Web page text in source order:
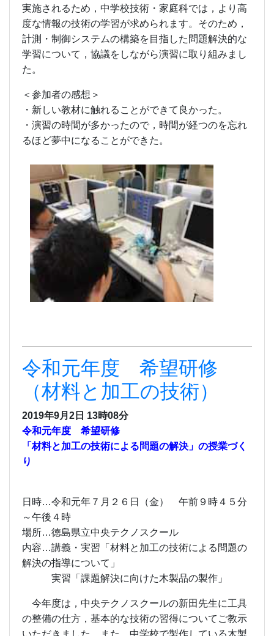
実施されるため，中学校技術・家庭科では，より高
度な情報の技術の学習が求められます。そのため，
計測・制御システムの構築を目指した問題解決的な
学習について，協議をしながら演習に取り組みまし
た。
＜参加者の感想＞
・新しい教材に触れることができて良かった。
・演習の時間が多かったので，時間が経つのを忘れ
るほど夢中になることができた。
令和元年度 希望研修
（材料と加工の技術）
2019年9月2日 13時08分
令和元年度 希望研修
「材料と加工の技術による問題の解決」の授業づく
り
日時…令和元年７月２６日（金） 午前９時４５分
～午後４時
場所…徳島県立中央テクノスクール
内容…講義・実習「材料と加工の技術による問題の
解決の指導について」
実習「課題解決に向けた木製品の製作」
今年度は，中央テクノスクールの新田先生に工具
の整備の仕方，基本的な技術の習得についてご教示
いただきました。また，中学校で製作している木製